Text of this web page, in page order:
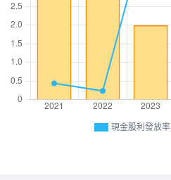
現金股利發放率